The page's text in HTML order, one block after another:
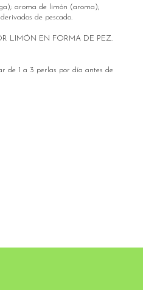
aroma de limón (aroma);
de pescado.
LIMÓN EN FORMA DE PEZ.
de 1 a 3 perlas por día antes de